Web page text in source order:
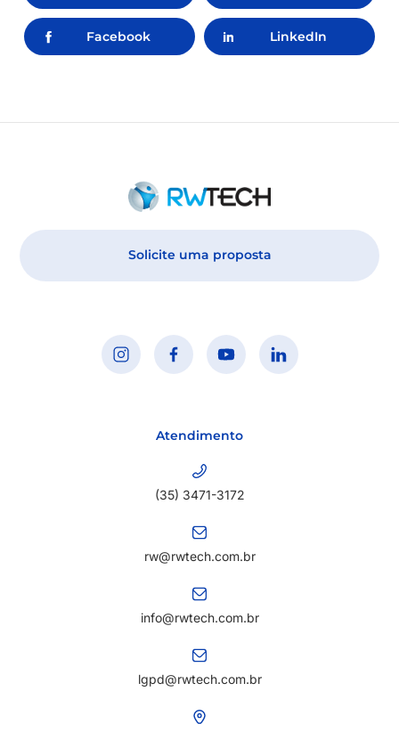
Facebook LinkedIn
Solicite uma proposta
Atendimento
(35) 3471-3172
rw@rwtech.com.br
info@rwtech.com.br
lgpd@rwtech.com.br